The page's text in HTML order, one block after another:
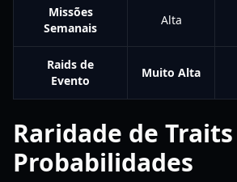
Missões
Semanais
Alta
Raids de
Evento
Muito Alta
Raridade de
Probabilidades